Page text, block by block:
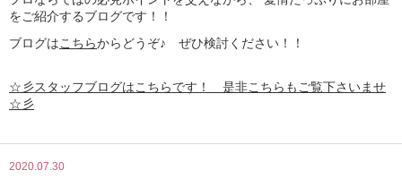
をご紹介するブログです！！
ブログはこちらからどうぞ♪ ぜひ検討ください！！
☆彡スタッフブログはこちらです！ 是非こちらもご覧下さいませ
☆彡
2020.07.30